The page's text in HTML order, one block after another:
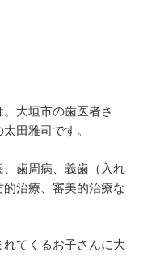
。大垣市の歯医者さ
田雅司です。
歯周病、義歯（入れ
治療、審美的治療な
てくるお子さんに大